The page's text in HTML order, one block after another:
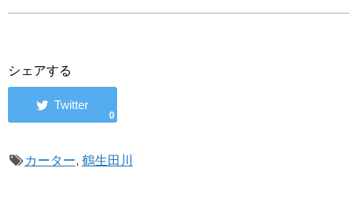
シェアする
0
カーター, 鶴生田川